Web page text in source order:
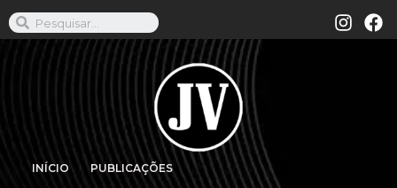
INÍCIO PUBLICAÇÕES